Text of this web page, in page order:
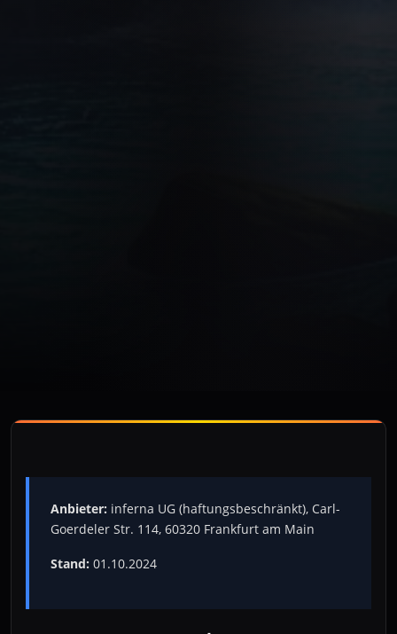
Anbieter: inferna UG (haftungsbeschränkt), Carl-
Goerdeler Str. 114, 60320 Frankfurt am Main
Stand: 01.10.2024